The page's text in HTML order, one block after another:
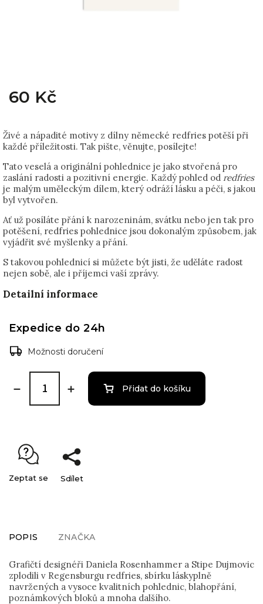
60 Kč
Živé a nápadité motivy z dílny německé redfries potěší při
každé příležitosti. Tak pište, věnujte, posílejte!
Tato veselá a originální pohlednice je jako stvořená pro
zaslání radosti a pozitivní energie. Každý pohled od redfries
je malým uměleckým dílem, který odráží lásku a péči, s jakou
byl vytvořen.
Ať už posíláte přání k narozeninám, svátku nebo jen tak pro
potěšení, redfries pohlednice jsou dokonalým způsobem, jak
vyjádřit své myšlenky a přání.
S takovou pohlednicí si můžete být jisti, že uděláte radost
nejen sobě, ale i příjemci vaší zprávy.
Detailní informace
Expedice do 24h
Možnosti doručení
Přidat do košíku
Zeptat se Sdílet
POPIS ZNAČKA
Grafičtí designéři Daniela Rosenhammer a Stipe Dujmovic
zplodili v Regensburgu redfries, sbírku láskyplně
navržených a vysoce kvalitních pohlednic, blahopřání,
poznámkových bloků a mnoha dalšího.